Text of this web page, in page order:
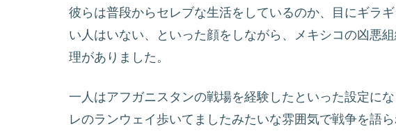
彼らは普段からセレブな生活をしているのか、目にギラ
い人はいない、といった顔をしながら、メキシコの凶悪
理がありました。
一人はアフガニスタンの戦場を経験したといった設定に
レのランウェイ歩いてましたみたいな雰囲気で戦争を語